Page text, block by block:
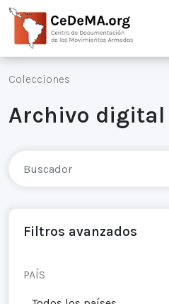
Colecciones
Archivo digital
Filtros avanzados
PAÍS